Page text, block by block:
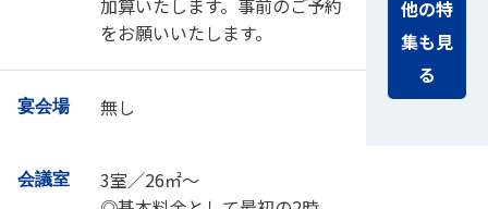
加算いたします。事前のご予約
をお願いいたします。
宴会場 無し
会議室
3室／26㎡～
他の特
集も見
る